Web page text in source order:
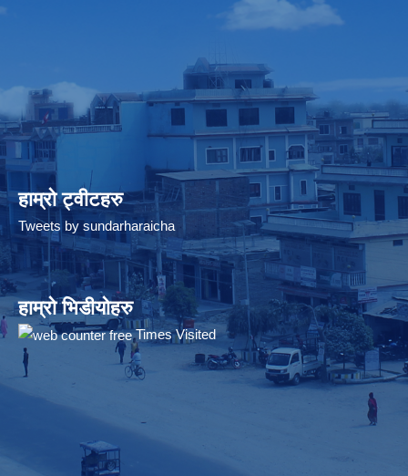
हाम्रो ट्वीटहरु
Tweets by sundarharaicha
हाम्रो भिडीयोहरु
Times Visited